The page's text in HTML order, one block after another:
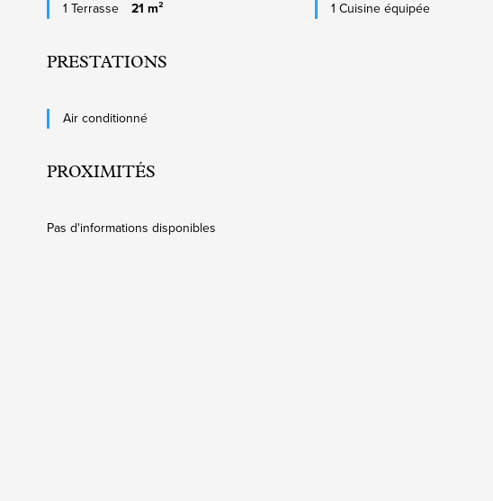
1 Terrasse 21 m² 1 Cuisine équipée
PRESTATIONS
Air conditionné
PROXIMITÉS
Pas d'informations disponibles